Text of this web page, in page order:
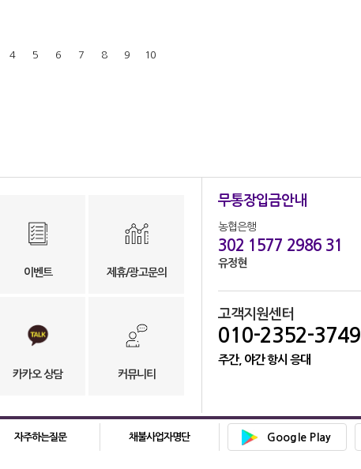
4 5 6 7 8 9 10
이벤트 제휴/광고문의
카카오 상담 커뮤니티
무통장입금안내
농협은행
302 1577 2986 31
유정현
고객지원센터
010-2352-3749
주간, 야간 항시 응대
자주하는질문 채불사업자명단 Google Play